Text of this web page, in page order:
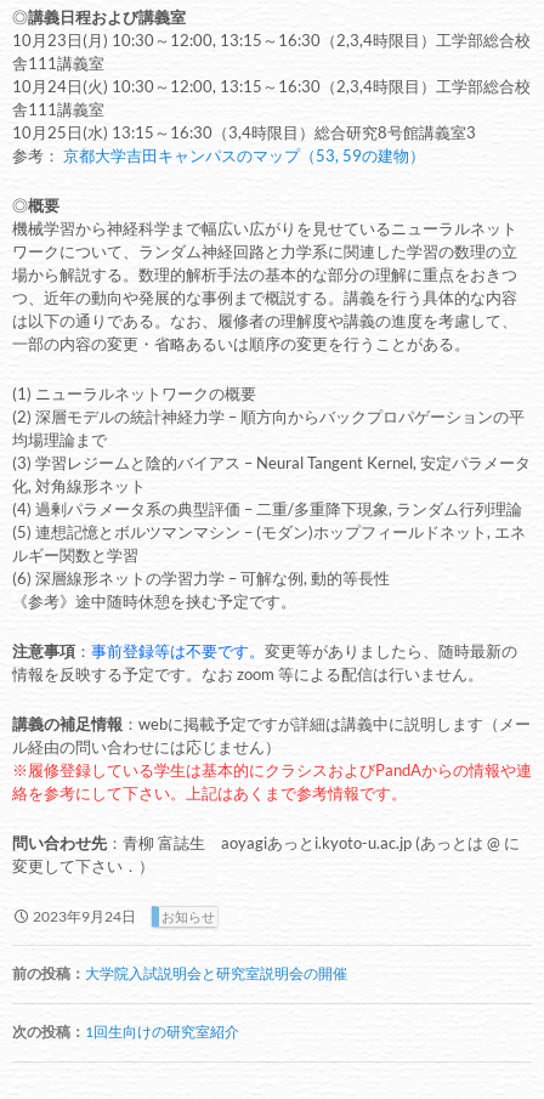
◎講義日程および講義室
10月23日(月) 10:30～12:00, 13:15～16:30（2,3,4時限目）工学部総合校
舎111講義室
10月24日(火) 10:30～12:00, 13:15～16:30（2,3,4時限目）工学部総合校
舎111講義室
10月25日(水) 13:15～16:30（3,4時限目）総合研究8号館講義室3
参考： 京都大学吉田キャンパスのマップ（53, 59の建物）
◎概要
機械学習から神経科学まで幅広い広がりを見せているニューラルネット
ワークについて、ランダム神経回路と力学系に関連した学習の数理の立
場から解説する。数理的解析手法の基本的な部分の理解に重点をおきつ
つ、近年の動向や発展的な事例まで概説する。講義を行う具体的な内容
は以下の通りである。なお、履修者の理解度や講義の進度を考慮して、
一部の内容の変更・省略あるいは順序の変更を行うことがある。
(1) ニューラルネットワークの概要
(2) 深層モデルの統計神経力学 – 順方向からバックプロパゲーションの平
均場理論まで
(3) 学習レジームと陰的バイアス – Neural Tangent Kernel, 安定パラメータ
化, 対角線形ネット
(4) 過剰パラメータ系の典型評価 – 二重/多重降下現象, ランダム行列理論
(5) 連想記憶とボルツマンマシン – (モダン)ホップフィールドネット, エネ
ルギー関数と学習
(6) 深層線形ネットの学習力学 – 可解な例, 動的等長性
《参考》途中随時休憩を挟む予定です。
注意事項 ： 事前登録等は不要です。 変更等がありましたら、随時最新の
情報を反映する予定です。なお zoom 等による配信は行いません。
講義の補足情報 ：webに掲載予定ですが詳細は講義中に説明します（メー
ル経由の問い合わせには応じません）
※履修登録している学生は基本的にクラシスおよびPandAからの情報や連
絡を参考にして下さい。上記はあくまで参考情報です。
問い合わせ先 ：青柳 富誌生 aoyagiあっとi.kyoto-u.ac.jp (あっとは @ に
変更して下さい．）
2023年9月24日 お知らせ
投
ナ
ビ
前の投稿： 大学院入試説明会と研究室説明会の開催
次の投稿： 1回生向けの研究室紹介